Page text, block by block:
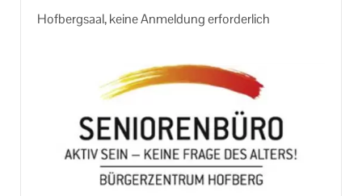
Hof­berg­saal, keine An­mel­dung er­for­der­lich